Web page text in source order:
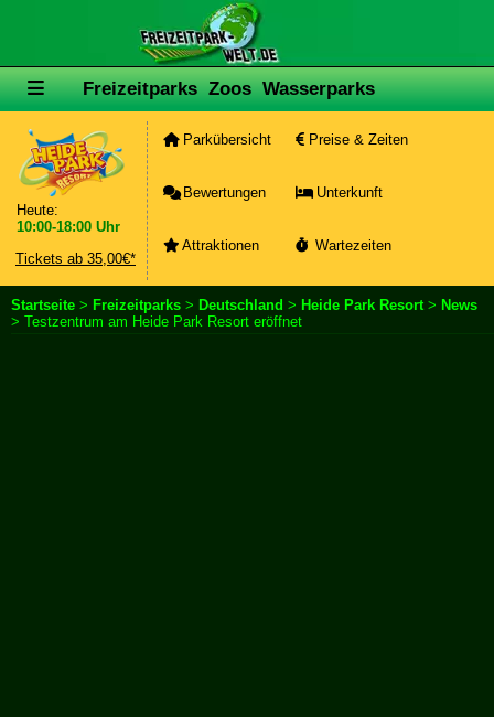
Freizeitparks Zoos Wasserparks
Heute:
10:00-18:00 Uhr
Tickets ab 35,00€*
Parkübersicht Preise & Zeiten
Bewertungen Unterkunft
Attraktionen Wartezeiten
Startseite > Freizeitparks > Deutschland > Heide Park Resort> News
> Testzentrum am Heide Park Resort eröffnet